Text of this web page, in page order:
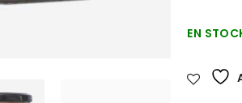
EN